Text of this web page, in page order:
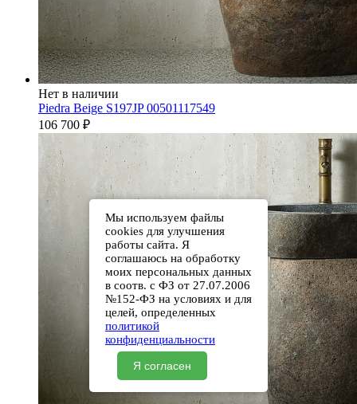
Нет в наличии
Piedra Beige S197JP 00501117549
106 700 ₽
Мы используем файлы
cookies для улучшения
работы сайта. Я
соглашаюсь на обработку
моих персональных данных
в соотв. с ФЗ от 27.07.2006
№152-ФЗ на условиях и для
целей, определенных
политикой
конфиденциальности
Я согласен